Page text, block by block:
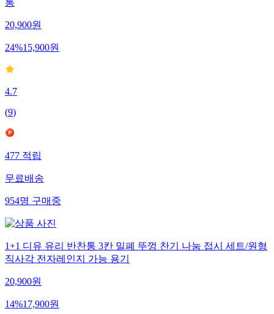
통
20,900원
24%15,900원
4.7
(9)
477적립
무료배송
954명구매중
1+1 디유 유리 반찬통 3칸 밀폐 뚜껑 찬기 나눔 접시 세트/원형
직사각 전자레인지 가능 용기
20,900원
14%17,900원